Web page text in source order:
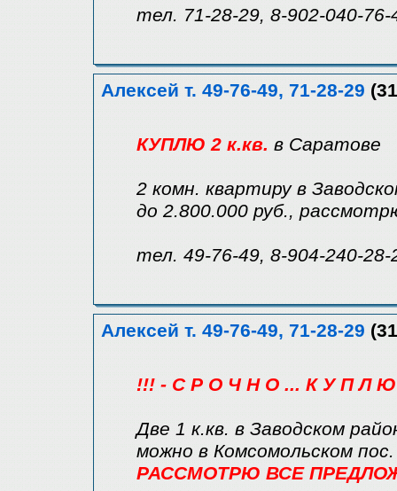
тел. 71-28-29, 8-902-040-76-
Алексей т. 49-76-49, 71-28-29
КУПЛЮ 2 к.кв. в Саратове
2 комн. квартиру в
до 2.800.000 руб.,
тел. 49-76-49, 8-904-240-28-
Алексей т. 49-76-49, 71-28-29
!!! - С Р О Ч Н О ... К У П Л
Две 1 к.кв. в Заводском
можно в Комсомольском пос.
РАССМОТРЮ ВСЕ